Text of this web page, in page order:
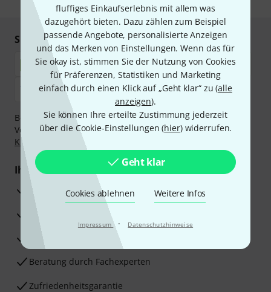
fluffiges Einkaufserlebnis mit allem was
dazugehört bieten. Dazu zählen zum Beispiel
passende Angebote, personalisierte Anzeigen
und das Merken von Einstellungen. Wenn das für
Sie okay ist, stimmen Sie der Nutzung von Cookies
für Präferenzen, Statistiken und Marketing
einfach durch einen Klick auf „Geht klar“ zu (alle
anzeigen).
Sie können Ihre erteilte Zustimmung jederzeit
über die Cookie-Einstellungen (hier) widerrufen.
Geht klar
Cookies ablehnen Weitere Infos
Impressum · Datenschutzhinweise
Sicher einkaufen & bezahlen
Bezahlen Sie vertraulich und sicher per Nachnahme,
Vorkasse, PayPal, Amazon Pay,Klarna Sofort bezahlen
Klarna Ratenzahlung
Ihre Vorteile
3 Jahre Thomann Garantie
30 Tage Money-Back-Garantie
Beratung durch Fachexperten
Zufriedenheitsgarantie